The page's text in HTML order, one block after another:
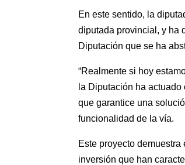
En este sentido, la
diputada provincial, y ha
Diputación que se ha
“Realmente si hoy
la Diputación ha
que garantice una
funcionalidad de la vía.
Este proyecto
inversión que han